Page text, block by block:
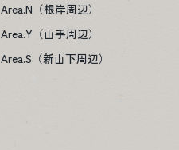
Area.N（根岸周辺）
Area.Y（山手周辺）
Area.S（新山下周辺）